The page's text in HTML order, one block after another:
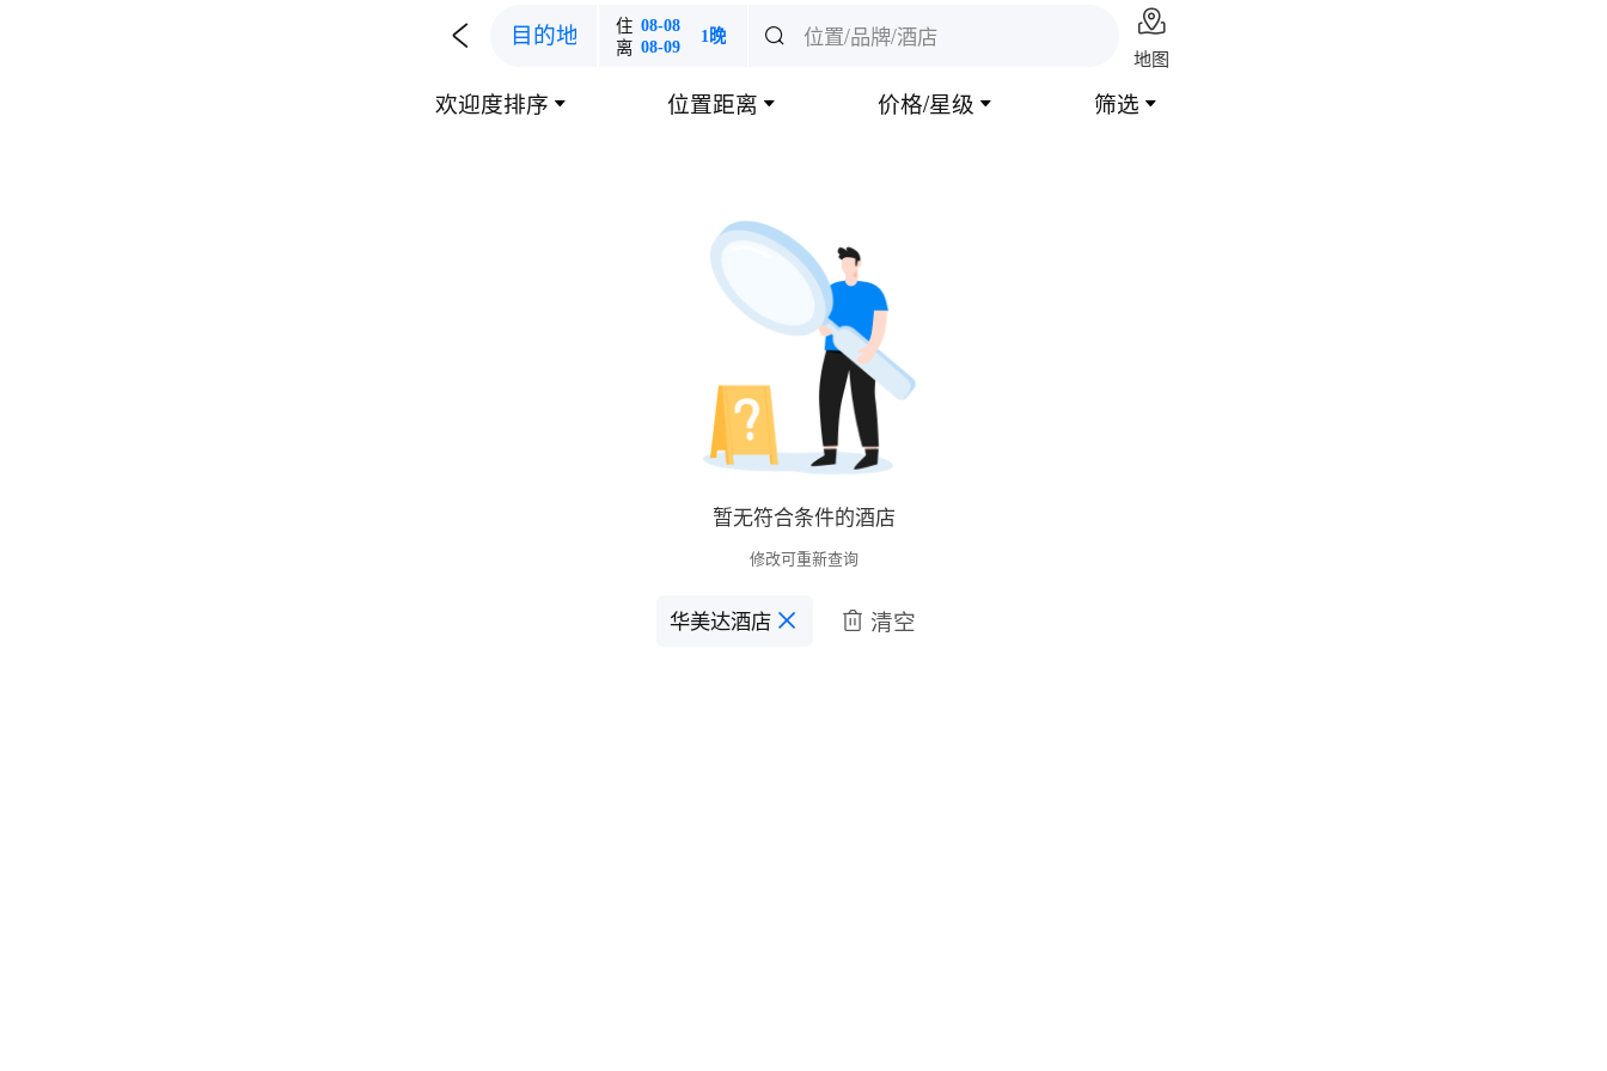
 目的地 住 08-08
离 08-09
1晚  位置/品牌/酒店 
地图
欢迎度排序  位置距离  价格/星级  筛选 
暂无符合条件的酒店
修改可重新查询
华美达酒店 󱋣  清空